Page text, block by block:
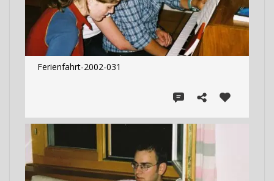
Ferienfahrt-2002-031